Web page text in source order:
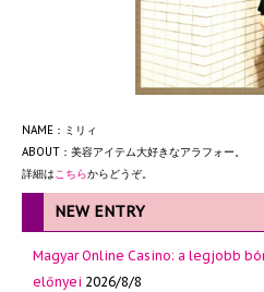
NAME：ミリィ
ABOUT：美容アイテム大好きなアラフォー。
詳細はこちらからどうぞ。
NEW ENTRY
Magyar Online Casino: a legjobb
előnyei 2026/8/8